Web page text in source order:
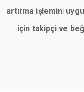
artırma işlemini
için takipçi ve